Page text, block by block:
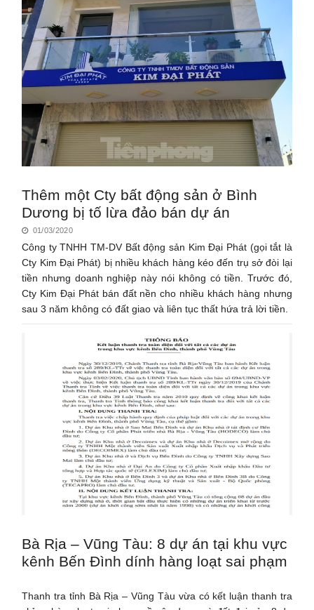
Thêm một Cty bất động sản ở Bình
Dương bị tố lừa đảo bán dự án
01/03/2020
Công ty TNHH TM-DV Bất động sản Kim Đại Phát (gọi tắt là
Cty Kim Đại Phát) bị nhiều khách hàng kéo đến trụ sở đòi lại
tiền nhưng doanh nghiệp này nói không có tiền. Trước đó,
Cty Kim Đại Phát bán đất nền cho nhiều khách hàng nhưng
sau 3 năm không có đất giao và liên tục thất hứa trả lời tiền.
Bà Rịa – Vũng Tàu: 8 dự án tại khu vực
kênh Bến Đình dính hàng loạt sai phạm
Thanh tra tỉnh Bà Rịa – Vũng Tàu vừa có kết luận thanh tra